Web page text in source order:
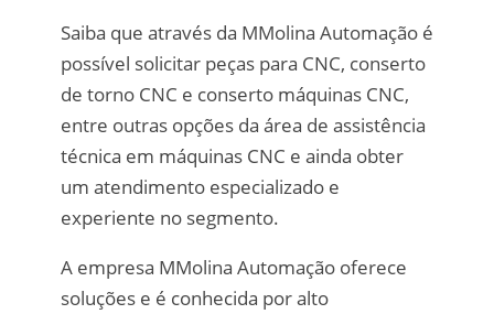
Saiba que através da MMolina Automação é
possível solicitar peças para CNC, conserto
de torno CNC e conserto máquinas CNC,
entre outras opções da área de assistência
técnica em máquinas CNC e ainda obter
um atendimento especializado e
experiente no segmento.
A empresa MMolina Automação oferece
soluções e é conhecida por alto